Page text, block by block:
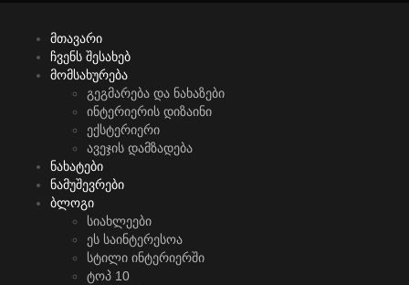
მთავარი
ჩვენს შესახებ
მომსახურება
გეგმარება და ნახაზები
ინტერიერის დიზაინი
ექსტერიერი
ავეჯის დამზადება
ნახატები
ნამუშევრები
ბლოგი
სიახლეები
ეს საინტერესოა
სტილი ინტერიერში
ტოპ 10